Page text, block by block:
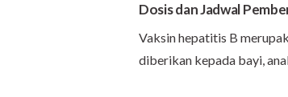
Dosis dan Jadwal
Vaksin hepatitis B
diberikan kepada bayi,